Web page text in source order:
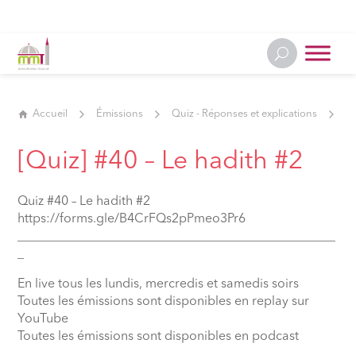
Accueil Émissions Quiz - Réponses et explications
[Quiz] #40 – Le hadith #2
Quiz #40 – Le hadith #2
https://forms.gle/B4CrFQs2pPmeo3Pr6
En live tous les lundis, mercredis et samedis soirs
Toutes les émissions sont disponibles en replay sur
YouTube
Toutes les émissions sont disponibles en podcast